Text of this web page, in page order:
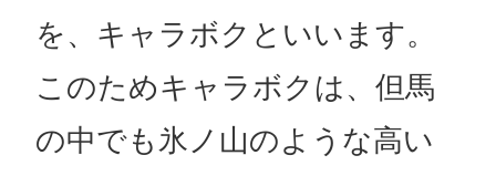
を、キャラボクといいます。
このためキャラボクは、但馬
の中でも氷ノ山のような高い